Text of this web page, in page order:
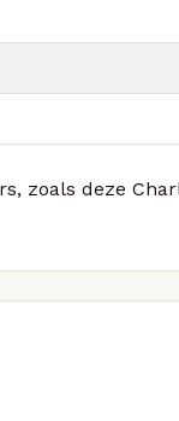
zoals deze